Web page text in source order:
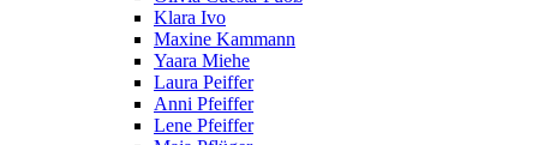
Klara Ivo
Maxine Kammann
Yaara Miehe
Laura Peiffer
Anni Pfeiffer
Lene Pfeiffer